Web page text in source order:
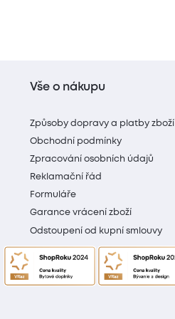
Vše o nákupu
Způsoby dopravy a platby zboží
Obchodní podmínky
Zpracování osobních údajů
Reklamační řád
Formuláře
Garance vrácení zboží
Odstoupení od kupní smlouvy